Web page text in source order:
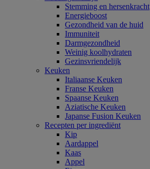
Stemming en hersenkracht
Energieboost
Gezondheid van de huid
Immuniteit
Darmgezondheid
Weinig koolhydraten
Gezinsvriendelijk
Keuken
Italiaanse Keuken
Franse Keuken
Spaanse Keuken
Aziatische Keuken
Japanse Fusion Keuken
Recepten per ingrediënt
Kip
Aardappel
Kaas
Appel